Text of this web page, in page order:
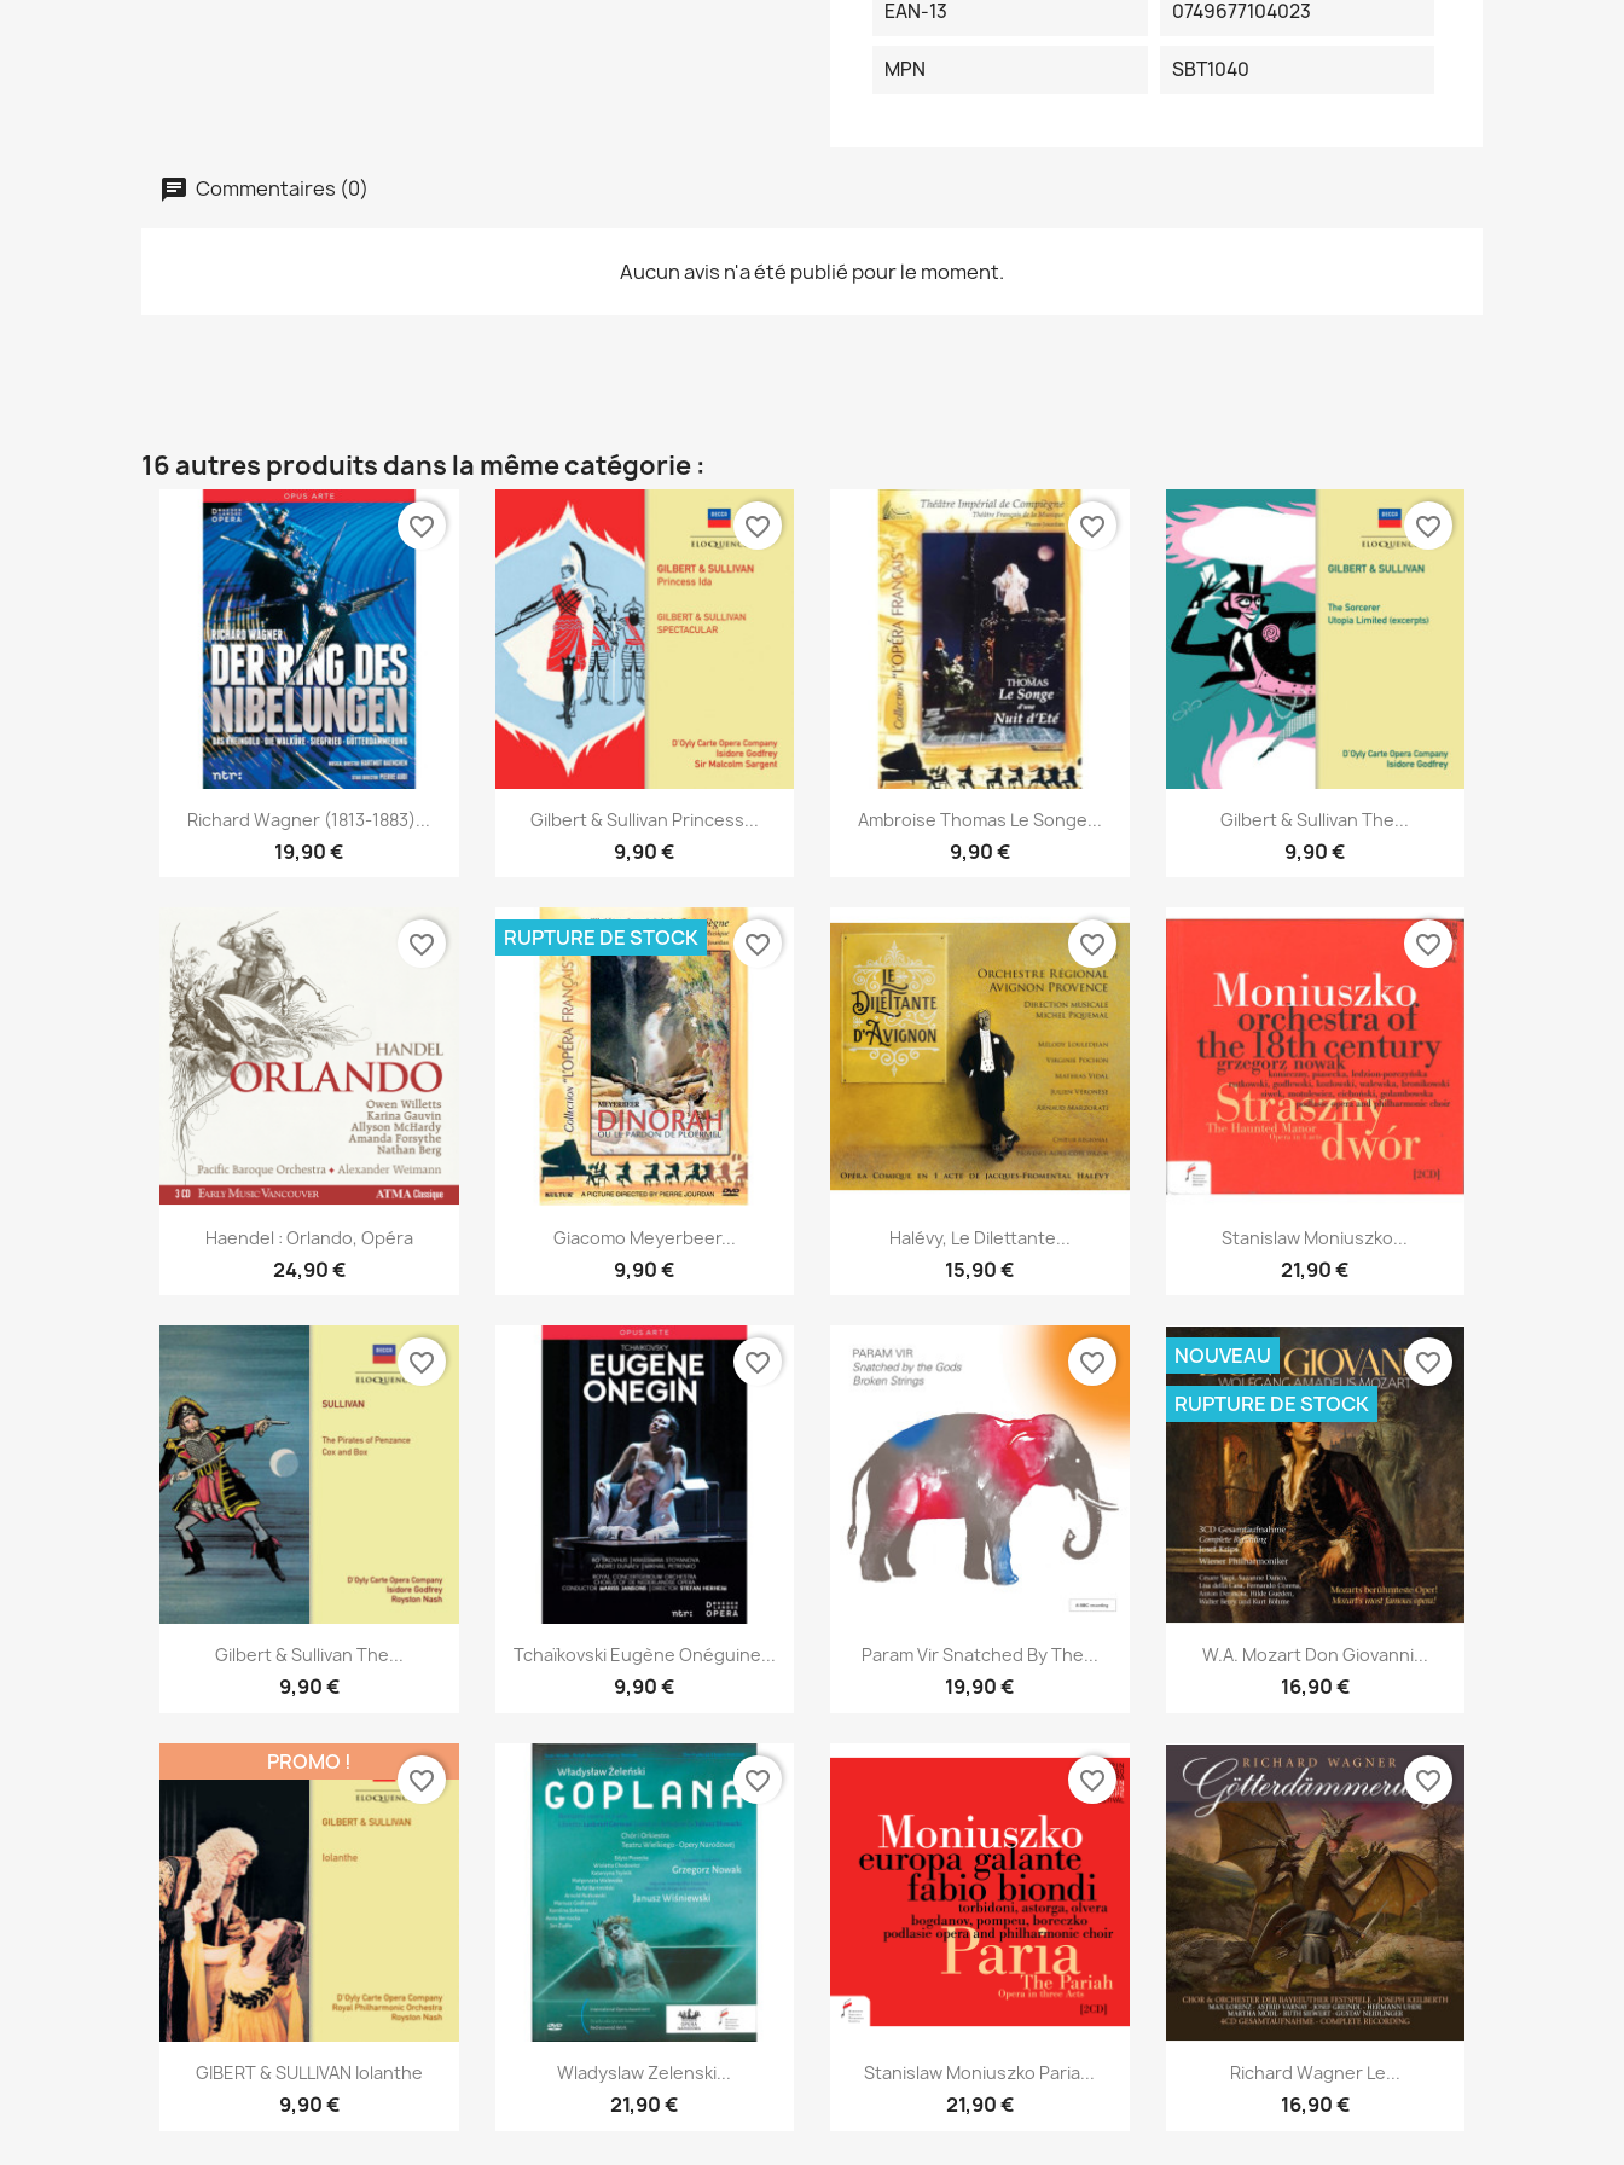
EAN-13 0749677104023
MPN SBT1040
Commentaires (0)
Aucun avis n'a été publié pour le moment.
16 autres produits dans la même catégorie :
Aperçu rapide
Richard Wagner (1813-1883)...
19,90 €
favorite_border
Aperçu rapide
Gilbert & Sullivan Princess...
9,90 €
favorite_border
Aperçu rapide
Ambroise Thomas Le Songe...
9,90 €
favorite_border
Aperçu rapide
Gilbert & Sullivan The...
9,90 €
favorite_border
Aperçu rapide
Haendel : Orlando, Opéra
24,90 €
favorite_border
Aperçu rapide
Giacomo Meyerbeer...
9,90 €
RUPTURE DE STOCK favorite_border
Aperçu rapide
Halévy, Le Dilettante...
15,90 €
favorite_border
Aperçu rapide
Stanislaw Moniuszko...
21,90 €
favorite_border
Aperçu rapide
Gilbert & Sullivan The...
9,90 €
favorite_border
Aperçu rapide
Tchaïkovski Eugène Onéguine...
9,90 €
favorite_border
Aperçu rapide
Param Vir Snatched By The...
19,90 €
favorite_border
Aperçu rapide
W.A. Mozart Don Giovanni...
16,90 €
NOUVEAU
RUPTURE DE STOCK
favorite_border
Aperçu rapide
GIBERT & SULLIVAN Iolanthe
9,90 €
PROMO !
favorite_border
Aperçu rapide
Wladyslaw Zelenski...
21,90 €
favorite_border
Aperçu rapide
Stanislaw Moniuszko Paria...
21,90 €
favorite_border
Aperçu rapide
Richard Wagner Le...
16,90 €
favorite_border